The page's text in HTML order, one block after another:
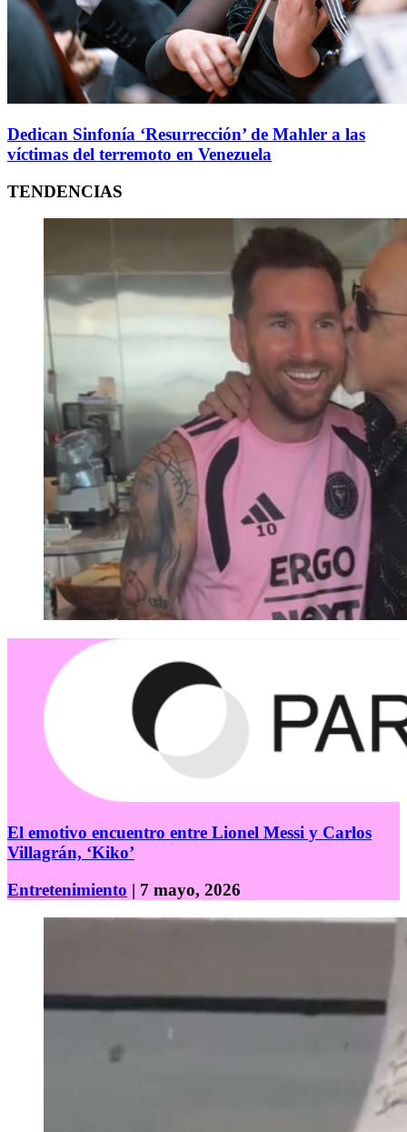
Dedican Sinfonía ‘Resurrección’ de Mahler a las
víctimas del terremoto en Venezuela
TENDENCIAS
El emotivo encuentro entre Lionel Messi y Carlos
Villagrán, ‘Kiko’
Entretenimiento | 7 mayo, 2026